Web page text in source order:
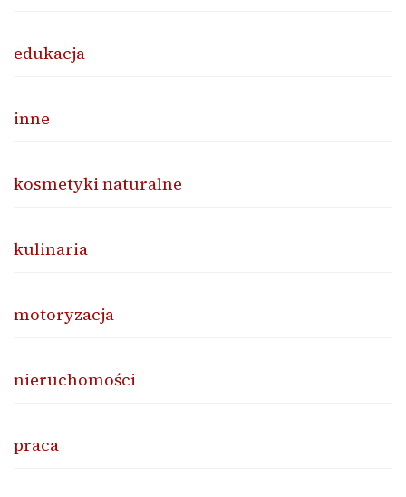
edukacja
inne
kosmetyki naturalne
kulinaria
motoryzacja
nieruchomości
praca